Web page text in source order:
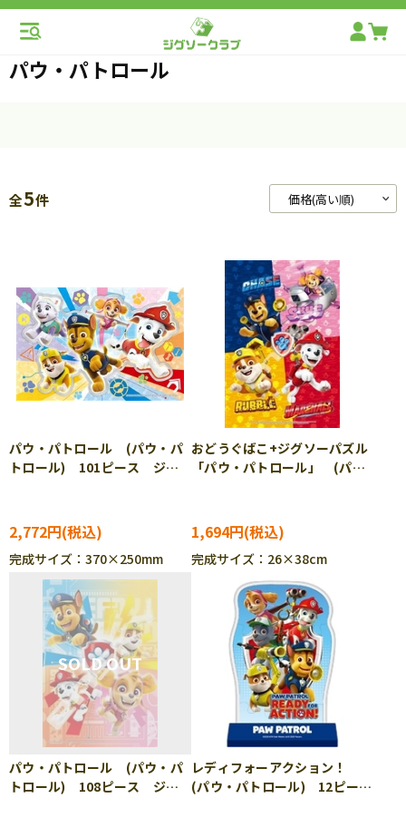
パウ・パトロール
全5件
パウ・パトロール (パウ・パ
トロール) 101ピース ジグ
2,772円
完成サイズ：370×250mm
おどうぐばこ+ジグソーパズル
「パウ・パトロール」 (パ
04 ［CP-IT］
1,694円
完成サイズ：26×38cm
パウ・パトロール (パウ・パ
トロール) 108ピース ジグ
レディフォーアクション！
(パウ・パトロール) 12ピー